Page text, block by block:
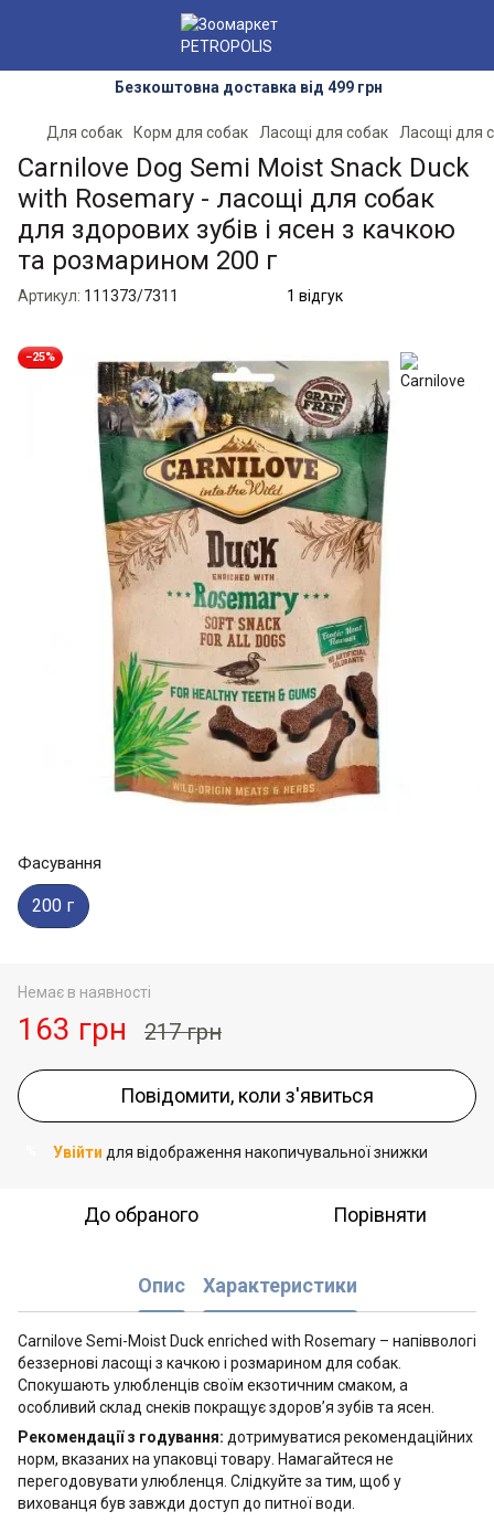
Безкоштовна доставка від 499 грн
Для собак Корм для собак Ласощі для собак Ласощі для
Carnilove Dog Semi Moist Snack Duck
with Rosemary - ласощі для собак
для здорових зубів і ясен з качкою
та розмарином 200 г
Артикул: 111373/7311 1 відгук
−25%
Фасування
200 г
Немає в наявності
163 грн 217 грн
Повідомити, коли з'явиться
Увійти для відображення накопичувальної знижки
До обраного Порівняти
Опис Характеристики
Carnilove Semi-Moist Duck enriched with Rosemary – напіввологі
беззернові ласощі з качкою і розмарином для собак.
Спокушають улюбленців своїм екзотичним смаком, а
особливий склад снеків покращує здоров’я зубів та ясен.
Рекомендації з годування: дотримуватися рекомендаційних
норм, вказаних на упаковці товару. Намагайтеся не
перегодовувати улюбленця. Слідкуйте за тим, щоб у
вихованця був завжди доступ до питної води.